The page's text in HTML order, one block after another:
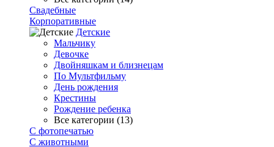
Свадебные
Корпоративные
Детские
Мальчику
Девочке
Двойняшкам и близнецам
По Мультфильму
День рождения
Крестины
Рождение ребенка
Все категории (13)
С фотопечатью
C животными